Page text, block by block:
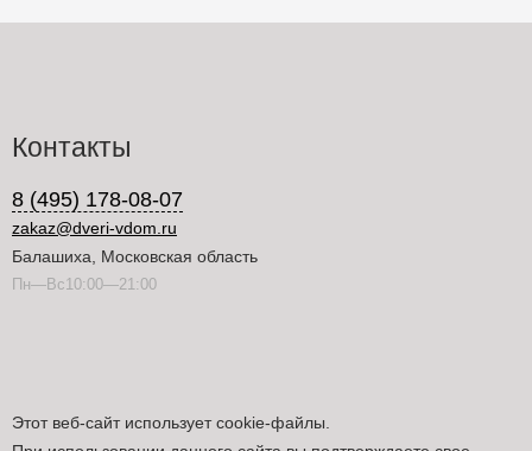
Контакты
8 (495) 178-08-07
zakaz@dveri-vdom.ru
Балашиха, Московская область
Пн—Вс10:00—21:00
Этот веб-сайт использует cookie-файлы.